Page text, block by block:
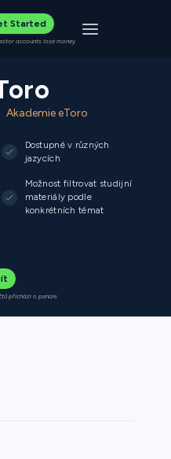
Started
accounts lose money Toggle
Akademie eToro
Dostupné v různých
jazycích
Možnost filtrovat studijní
materiály podle
konkrétních témat
přichází o peníze.